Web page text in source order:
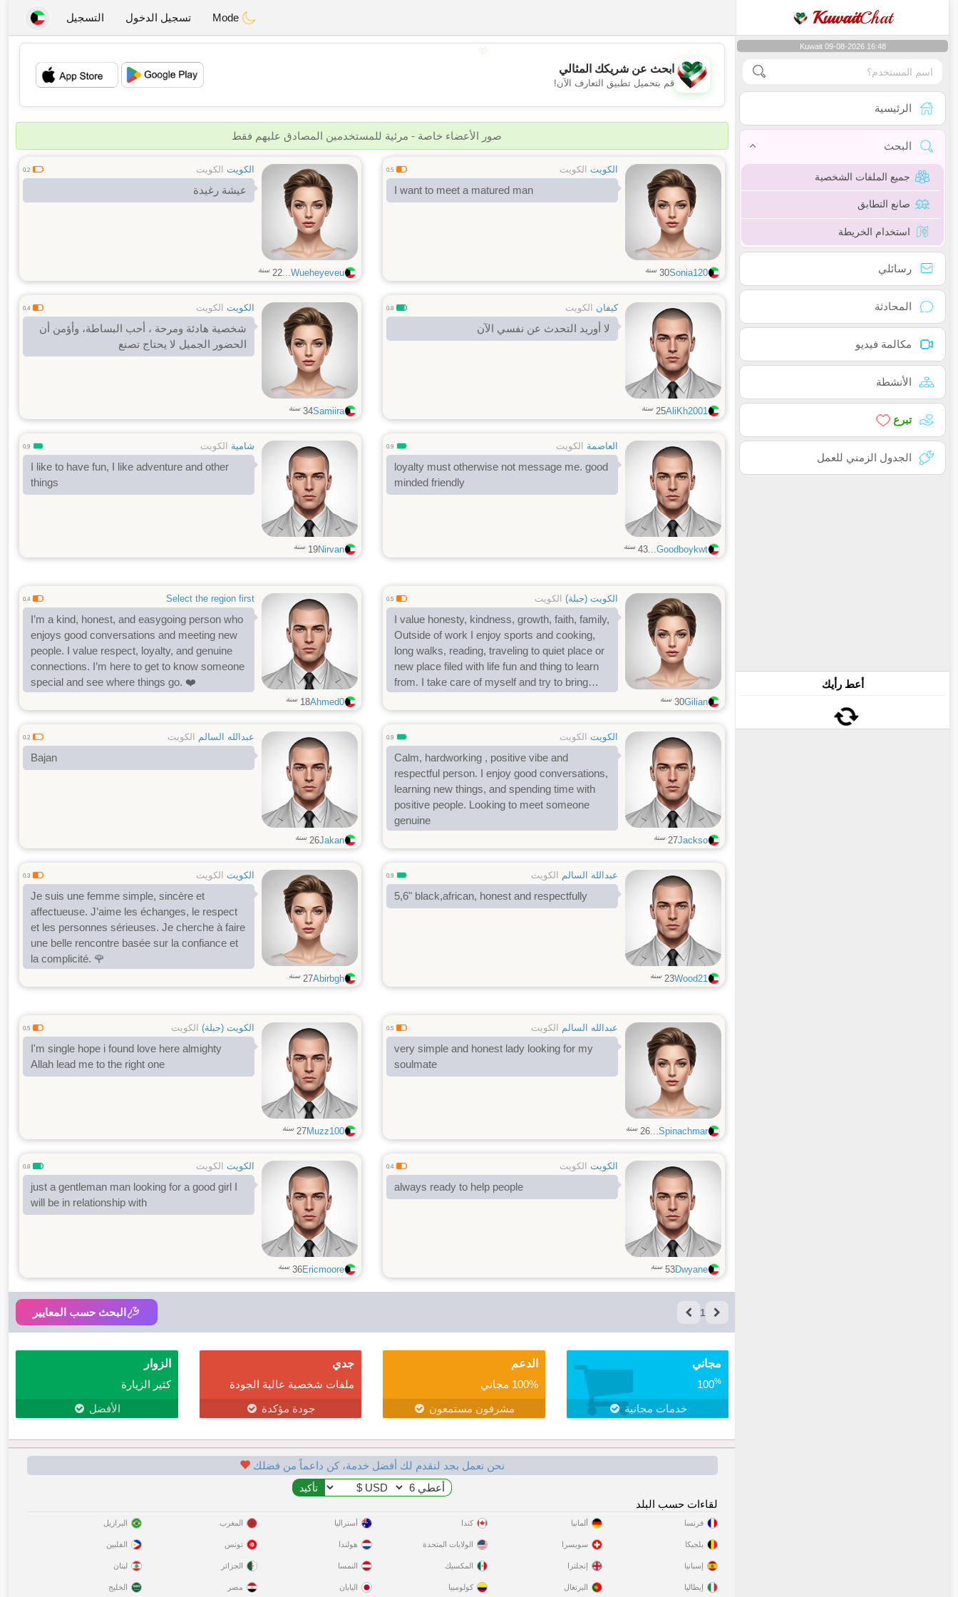
KuwaitChat تسجيل الدخول التسجيل
Kuwait 09-08-2026 16:48
الرئيسية
البحث
جميع الملفات الشخصية
صانع التطابق
استخدام الخريطة
رسائلي
المحادثة
مكالمة فيديو
الأنشطة
تبرع
الجدول الزمني للعمل
أعط رأيك
💖
💕
ابحث عن شريكك المثالي
قم بتحميل تطبيق التعارف الآن!
صور الأعضاء خاصة - مرئية للمستخدمين المصادق عليهم فقط
الكويت الكويت 0.5
I want to meet a matured man
Sonia120
30 سنة
الكويت الكويت 0.2
عيشة رغيدة
Wueheyeveu...
22 سنة
كيفان الكويت 0.8
لا أوريد التحدث عن نفسي الآن
AliKh2001
25 سنة
الكويت الكويت 0.4
شخصية هادئة ومرحة ، أحب البساطة، وأؤمن أن
الحضور الجميل لا يحتاج تصنع
Samiira
34 سنة
العاصمة الكويت 0.9
loyalty must otherwise not message me. good
minded friendly
Goodboykwt...
43 سنة
شامية الكويت 0.9
I like to have fun, I like adventure and other
things
Nirvan
19 سنة
الكويت (جبلة) الكويت 0.5
I value honesty, kindness, growth, faith, family,
Outside of work I enjoy sports and cooking,
long walks, reading, traveling to quiet place or
new place filed with life fun and thing to learn
from. I take care of myself and try to bring
relationships. I’m looking for a grounded man
openly,
Gilian
30 سنة
Select the region first
0.4
I’m a kind, honest, and easygoing person who
enjoys good conversations and meeting new
people. I value respect, loyalty, and genuine
connections. I’m here to get to know someone
special and see where things go. ❤️
Ahmed0
18 سنة
الكويت الكويت 0.9
Calm, hardworking , positive vibe and
respectful person. I enjoy good conversations,
learning new things, and spending time with
positive people. Looking to meet someone
genuine
Jackso
27 سنة
عبدالله السالم الكويت 0.2
Bajan
Jakan
26 سنة
عبدالله السالم الكويت 0.9
5,6" black,african, honest and respectfully
Wood21
23 سنة
الكويت الكويت 0.3
Je suis une femme simple, sincère et
affectueuse. J’aime les échanges, le respect
et les personnes sérieuses. Je cherche à faire
une belle rencontre basée sur la confiance et
la complicité. 🌹
Abirbgh
27 سنة
عبدالله السالم الكويت 0.5
very simple and honest lady looking for my
soulmate
Spinachmar...
26 سنة
الكويت (جبلة) الكويت 0.5
I'm single hope i found love here almighty
Allah lead me to the right one
Muzz100
27 سنة
الكويت الكويت 0.4
always ready to help people
Dwyane
53 سنة
الكويت الكويت 0.8
just a gentleman man looking for a good girl I
will be in relationship with
Ericmoore
36 سنة
1 البحث حسب المعايير
مجاني
100%
خدمات مجانية
الدعم
100% مجاني
مشرفون مستمعون
جدي
ملفات شخصية عالية الجودة
جودة مؤكدة
الزوار
كثير الزيارة
الأفضل
نحن نعمل بجد لنقدم لك أفضل خدمة، كن داعماً من فضلك
لقاءات حسب البلد
فرنسا
بلجيكا
إسبانيا
إيطاليا
ألمانيا
سويسرا
إنجلترا
البرتغال
كندا
الولايات المتحدة
المكسيك
كولومبيا
أستراليا
هولندا
النمسا
اليابان
المغرب
تونس
الجزائر
مصر
البرازيل
الفلبين
لبنان
الخليج